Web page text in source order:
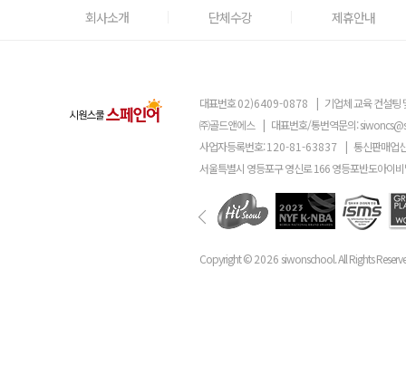
회사소개 단체수강 제휴안내
대표번호02)6409-0878 | 기업체 교육 컨설팅
㈜골드앤에스 | 대표번호/통번역문의:
사업자등록번호:120-81-63837 | 통신판매업
서울특별시 영등포구 영신로 166 영등포반도아이
Copyright ©2026 siwonschool. All Rights